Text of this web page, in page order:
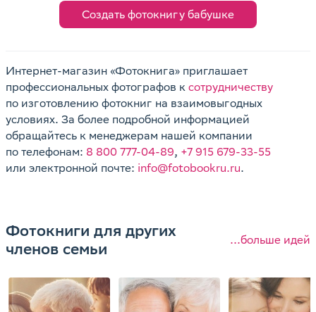
Создать фотокнигу бабушке
Интернет-магазин «Фотокнига» приглашает
профессиональных фотографов к сотрудничеству
по изготовлению фотокниг на взаимовыгодных
условиях. За более подробной информацией
обращайтесь к менеджерам нашей компании
по телефонам: 8 800 777-04-89, +7 915 679-33-55
или электронной почте: info@fotobookru.ru.
Фотокниги для других
членов семьи
...больше идей